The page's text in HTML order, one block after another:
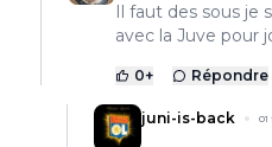
Il faut des sous je
avec la Juve pour
0+ Répondre
juni-is-back 01